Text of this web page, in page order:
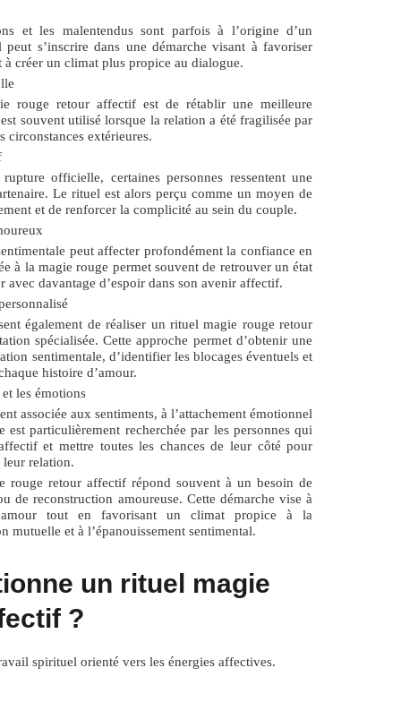
et les malentendus sont parfois à l’origine d’un
s’inscrire dans une démarche visant à favoriser
créer un climat plus propice au dialogue.
rouge retour affectif est de rétablir une meilleure
souvent utilisé lorsque la relation a été fragilisée par
circonstances extérieures.
officielle, certaines personnes ressentent une
Le rituel est alors perçu comme un moyen de
et de renforcer la complicité au sein du couple.
peut affecter profondément la confiance en
à la magie rouge permet souvent de retrouver un état
avec davantage d’espoir dans son avenir affectif.
également de réaliser unrituel magie rouge retour
spécialisée. Cette approche permet d’obtenir une
sentimentale, d’identifier les blocages éventuels et
histoire d’amour.
les émotions
associée aux sentiments, à l’attachement émotionnel
est particulièrement recherchée par les personnes qui
et mettre toutes les chances de leur côté pour
relation.
rouge retour affectif répond souvent à un besoin de
de reconstruction amoureuse. Cette démarche vise à
tout en favorisant un climat propice à la
mutuelle et à l’épanouissement sentimental.
un rituel magie
?
spirituel orienté vers les énergies affectives.